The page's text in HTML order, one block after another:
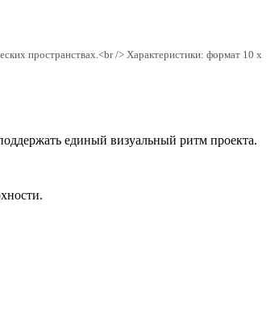
пространствах.<br /> Характеристики: формат 10 x
единый визуальный ритм проекта.